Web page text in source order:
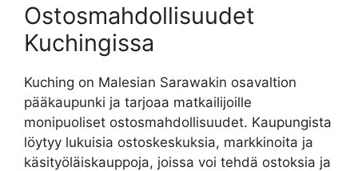
Ostosmahdollisuudet
Kuchingissa
Kuching on Malesian Sarawakin osavaltion
pääkaupunki ja tarjoaa matkailijoille
monipuoliset ostosmahdollisuudet. Kaupungista
löytyy lukuisia ostoskeskuksia, markkinoita ja
käsityöläiskauppoja, joissa voi tehdä ostoksia ja